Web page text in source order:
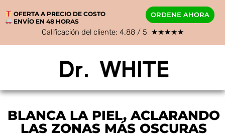
OFERTA A PRECIO DE COSTO
ENVÍO EN 48 HORAS
ORDENE AHORA
Calificación del cliente: 4.88 / 5 ★★★★★
Dr. WHITE
BLANCA LA PIEL, ACLARANDO
LAS ZONAS MÁS OSCURAS